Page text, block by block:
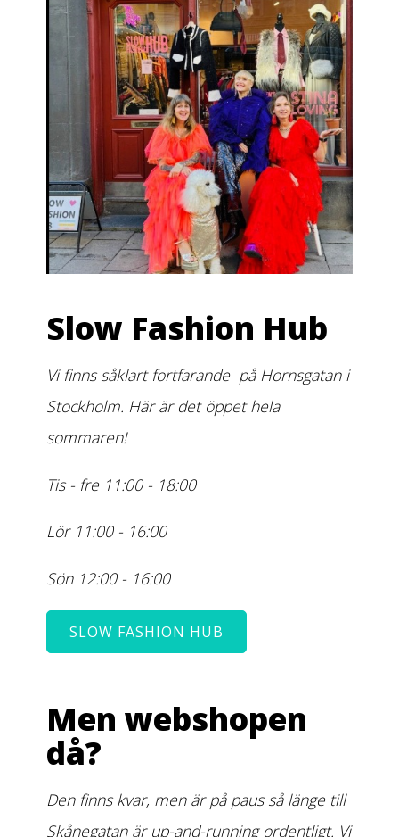
Slow Fashion Hub
Vi finns såklart fortfarande på Hornsgatan i
Stockholm. Här är det öppet hela
sommaren!
Tis - fre 11:00 - 18:00
Lör 11:00 - 16:00
Sön 12:00 - 16:00
SLOW FASHION HUB
Men webshopen
då?
Den finns kvar, men är på paus så länge till
Skånegatan är up-and-running ordentligt. Vi